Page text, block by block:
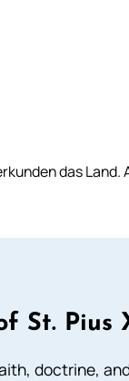
das
St. Pius
doctrine,